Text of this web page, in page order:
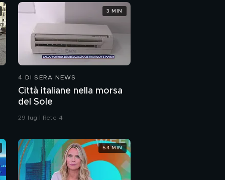
4 DI SERA NEWS
Città italiane nella morsa
del Sole
29 lug | Rete 4
3 MIN
54 MIN